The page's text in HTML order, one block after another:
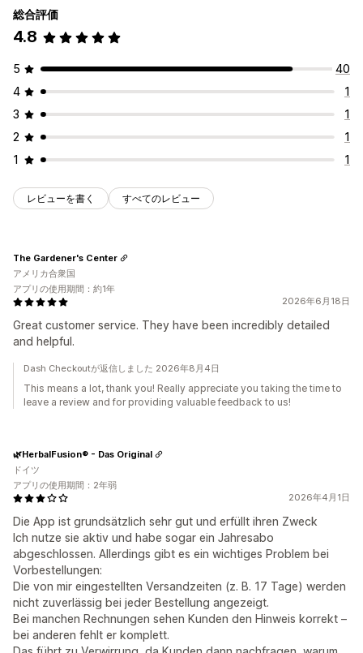
総合評価
4.8
5
40
4
1
3
1
2
1
1
1
レビューを書く すべてのレビュー
2026年6月18日
Great customer service. They have been incredibly detailed
and helpful.
The Gardener's Center
アメリカ合衆国
アプリの使用期間：約1年
Dash Checkoutが返信しました 2026年8月4日
This means a lot, thank you! Really appreciate you taking the time to
leave a review and for providing valuable feedback to us!
2026年4月1日
Die App ist grundsätzlich sehr gut und erfüllt ihren Zweck
Ich nutze sie aktiv und habe sogar ein Jahresabo
abgeschlossen. Allerdings gibt es ein wichtiges Problem bei
Vorbestellungen:
Die von mir eingestellten Versandzeiten (z. B. 17 Tage) werden
nicht zuverlässig bei jeder Bestellung angezeigt.
Bei manchen Rechnungen sehen Kunden den Hinweis korrekt –
bei anderen fehlt er komplett.
🌿HerbalFusion® - Das Original
ドイツ
アプリの使用期間：2年弱